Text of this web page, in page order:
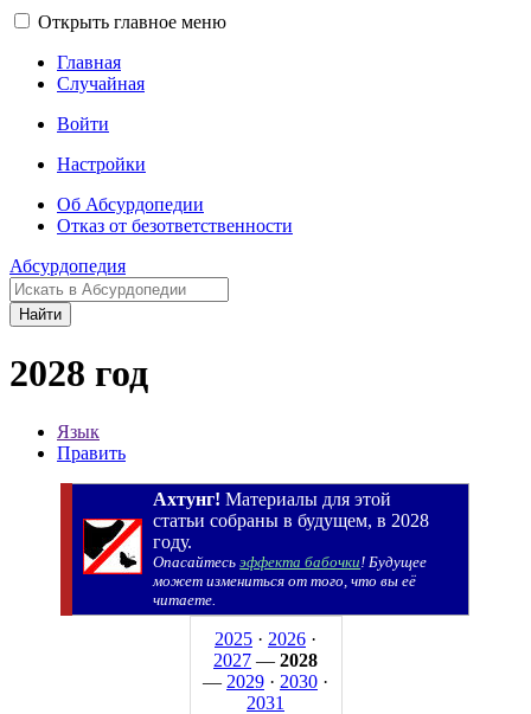
Открыть главное меню
Главная
Случайная
Войти
Настройки
Об Абсурдопедии
Отказ от безответственности
Абсурдопедия
Найти
2028 год
Язык
Править
Ахтунг! Материалы для этой
статьи собраны в будущем, в 2028
году.
Опасайтесьэффекта бабочки! Будущее
может измениться от того, что вы её
читаете.
2025 · 2026 ·
2027 — 2028
— 2029 · 2030 ·
2031